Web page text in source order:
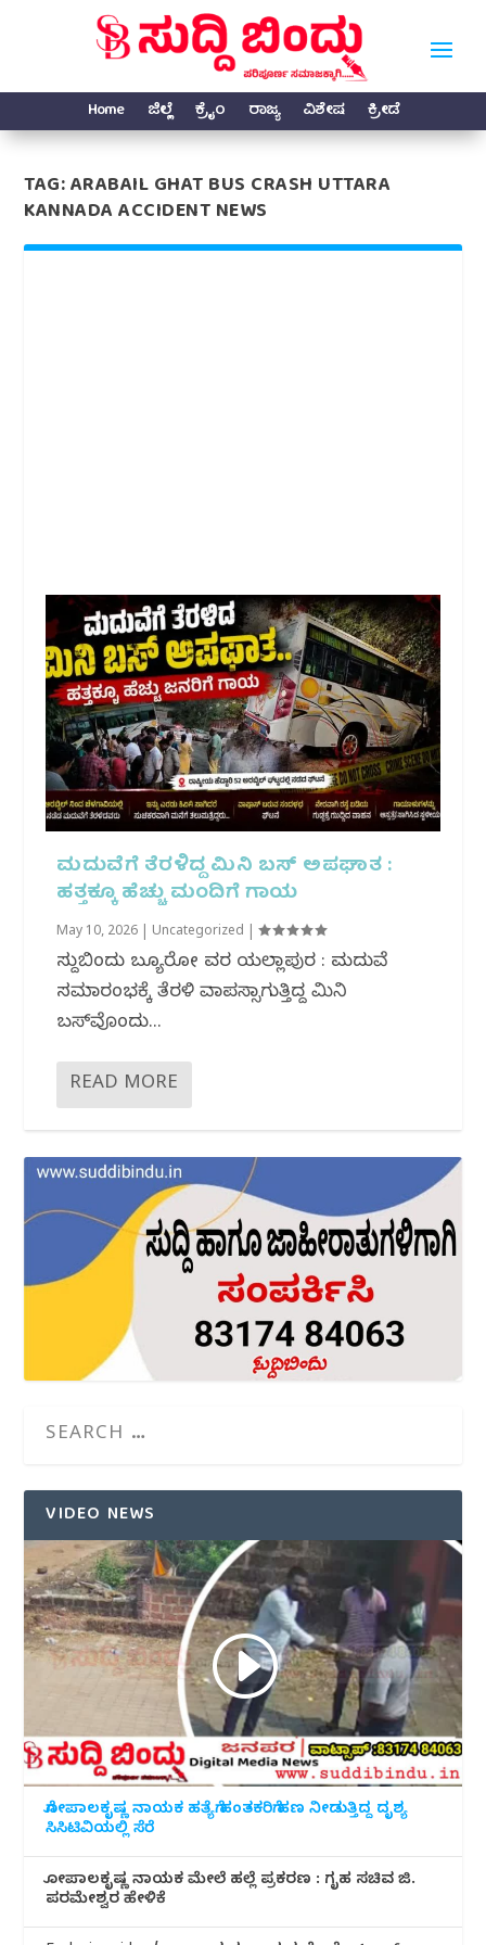
Home ಜಿಲ್ಲೆ ಕ್ರೈಂ ರಾಜ್ಯ ವಿಶೇಷ ಕ್ರೀಡೆ
TAG:ARABAIL GHAT BUS CRASH UTTARA
KANNADA ACCIDENT NEWS
ಮದುವೆಗೆ ತೆರಳಿದ್ದ ಮಿನಿ ಬಸ್ ಅಪಘಾತ :
ಹತ್ತಕ್ಕೂ ಹೆಚ್ಚು ಮಂದಿಗೆ ಗಾಯ
May 10, 2026 Uncategorized |
ಸುದ್ದಿಬಿಂದು ಬ್ಯೂರೋ ವರದಿ ಯಲ್ಲಾಪುರ : ಮದುವೆ
ಸಮಾರಂಭಕ್ಕೆ ತೆರಳಿ ವಾಪಸ್ಸಾಗುತ್ತಿದ್ದ ಮಿನಿ
ಬಸ್‌ವೊಂದು...
READ MORE
VIDEO NEWS
ಗೋಪಾಲಕೃಷ್ಣ ನಾಯಕ ಹತ್ಯೆಗೆ ಹಂತಕರಿಗೆ ಹಣ ನೀಡುತ್ತಿದ್ದ ದೃಶ್ಯ
ಸಿಸಿಟಿವಿಯಲ್ಲಿ ಸೆರೆ
ಗೋಪಾಲಕೃಷ್ಣ ನಾಯಕ ಮೇಲೆ ಹಲ್ಲೆ ಪ್ರಕರಣ : ಗೃಹ ಸಚಿವ ಜಿ.
ಪರಮೇಶ್ವರ ಹೇಳಿಕೆ